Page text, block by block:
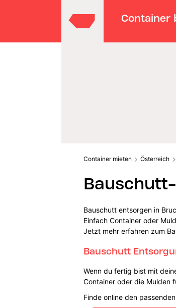
Container
Container mieten Österreich
Bauschutt entsorgen in
Einfach Container oder
Jetzt mehr erfahren zum
Bauschutt
Wenn du fertig bist mit
Container oder die Mulden
Finde online den